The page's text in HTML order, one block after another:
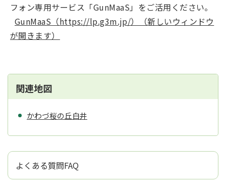
フォン専用サービス「GunMaaS」をご活用ください。
GunMaaS（https://lp.g3m.jp/）（新しいウィンドウ
が開きます）
関連地図
かわづ桜の丘白井
よくある質問FAQ